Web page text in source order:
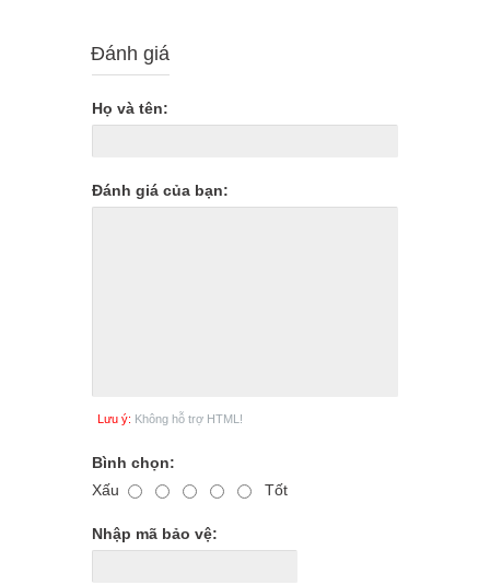
Đánh giá
Họ và tên:
Đánh giá của bạn:
Lưu ý: Không hỗ trợ HTML!
Bình chọn:
Xấu
Tốt
Nhập mã bảo vệ: